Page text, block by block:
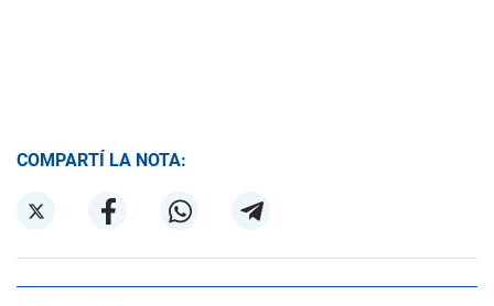
COMPARTÍ LA NOTA: